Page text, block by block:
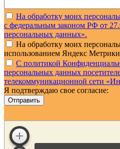
На обработку моих
с федеральным законом РФ от
персональных данных».
На обработку моих
использованием Яндекс Метрики
С политикой
персональных данных
телекоммуникационной сети
Я подтверждаю свое согласие:
Отправить